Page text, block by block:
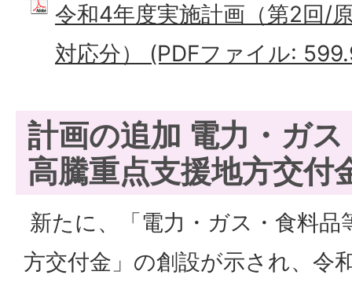
令和4年度実施計画（第2回/
対応分） (PDFファイル:
計画の追加 電力・ガ
高騰重点支援地方交付
新たに、「電力・ガス・食料品
方交付金」の創設が示され、令